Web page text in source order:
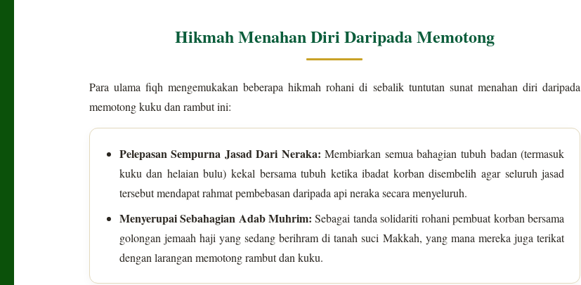
Hikmah Menahan Diri Daripada Memotong
Para ulama fiqh mengemukakan beberapa hikmah rohani di sebalik tuntutan sunat menahan diri daripada
memotong kuku dan rambut ini:
Pelepasan Sempurna Jasad Dari Neraka: Membiarkan semua bahagian tubuh badan (termasuk
kuku dan helaian bulu) kekal bersama tubuh ketika ibadat korban disembelih agar seluruh jasad
tersebut mendapat rahmat pembebasan daripada api neraka secara menyeluruh.
Menyerupai Sebahagian Adab Muhrim: Sebagai tanda solidariti rohani pembuat korban bersama
golongan jemaah haji yang sedang berihram di tanah suci Makkah, yang mana mereka juga terikat
dengan larangan memotong rambut dan kuku.